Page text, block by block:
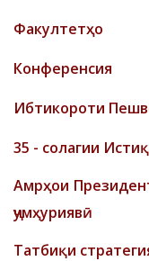
Факултетҳо
Конференсия
Ибтикороти
35 - солагии
Амрҳои
ҷумҳуриявӣ
Татбиқи